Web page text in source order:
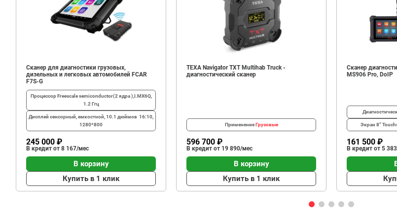
Сканер для диагностики грузовых,
дизельных и легковых автомобилей FCAR
F7S-G
ПроцессорFreescale semiconductor(2 ядра ),I.MX6Q,
1.2 Ггц
Дисплей сенсорный, емкостной, 10.1 дюймов 16:10,
1280*800
245 000 ₽
В кредит от 8 167/мес
В корзину
Купить в 1 клик
TEXA Navigator TXT Multihab Truck -
диагностический сканер
ПрименениеГрузовые
596 700 ₽
В кредит от 19 890/мес
В корзину
Купить в 1 клик
Сканер
MS906 Pro, DoIP
Экран 8”
161 500 ₽
В кредит от 5